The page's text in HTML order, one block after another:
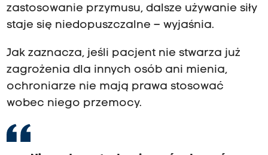
zastosowanie przymusu, dalsze używanie siły
staje się niedopuszczalne – wyjaśnia.
Jak zaznacza, jeśli pacjent nie stwarza już
zagrożenia dla innych osób ani mienia,
ochroniarze nie mają prawa stosować
wobec niego przemocy.